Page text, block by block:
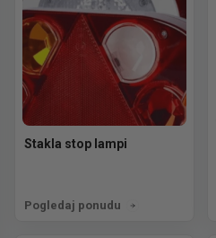
Stakla stop lampi
Pogledaj ponudu